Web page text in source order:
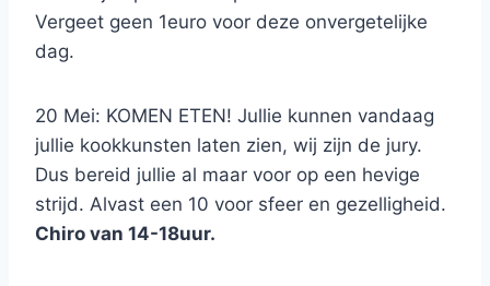
Vergeet geen 1euro voor deze onvergetelijke
dag.
20 Mei: KOMEN ETEN! Jullie kunnen vandaag
jullie kookkunsten laten zien, wij zijn de jury.
Dus bereid jullie al maar voor op een hevige
strijd. Alvast een 10 voor sfeer en gezelligheid.
Chiro van 14-18uur.